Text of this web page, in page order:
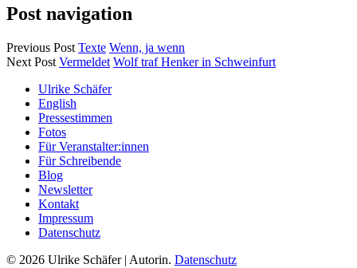
Post navigation
Previous Post Texte Wenn, ja wenn
Next Post Vermeldet Wolf traf Henker in Schweinfurt
Ulrike Schäfer
English
Pressestimmen
Fotos
Für Veranstalter:innen
Für Schreibende
Blog
Newsletter
Kontakt
Impressum
Datenschutz
© 2026 Ulrike Schäfer | Autorin. Datenschutz